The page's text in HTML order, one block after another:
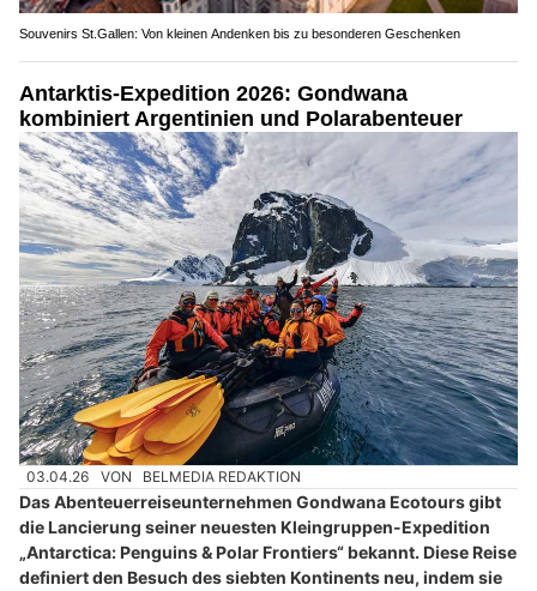
Souvenirs St.Gallen: Von kleinen Andenken bis zu besonderen Geschenken
Antarktis-Expedition 2026: Gondwana
kombiniert Argentinien und Polarabenteuer
03.04.26 VON BELMEDIA REDAKTION
Das Abenteuerreiseunternehmen Gondwana Ecotours gibt
die Lancierung seiner neuesten Kleingruppen-Expedition
„Antarctica: Penguins & Polar Frontiers“ bekannt. Diese Reise
definiert den Besuch des siebten Kontinents neu, indem sie